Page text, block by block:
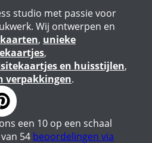
studio met passie voor
Wij ontwerpen en
, unieke
,
en huisstijlen,
verpakkingen.
ons een 10 op een schaal
54 beoordelingen via